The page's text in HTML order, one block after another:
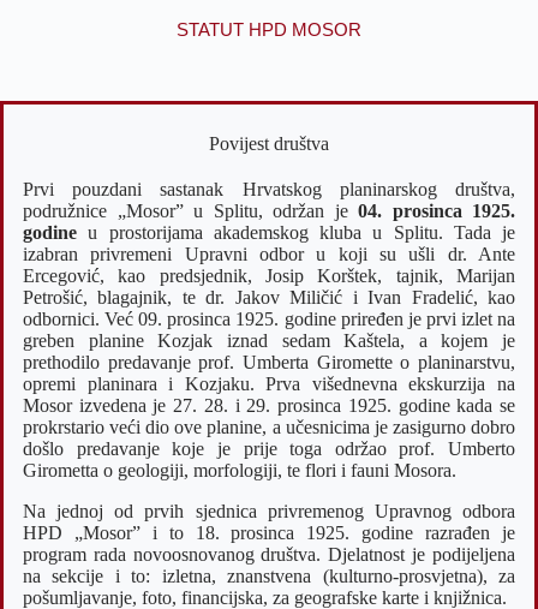
STATUT HPD MOSOR
Povijest društva
Prvi pouzdani sastanak Hrvatskog planinarskog društva,
podružnice „Mosor” u Splitu, održan je 04. prosinca 1925.
godine u prostorijama akademskog kluba u Splitu. Tada je
izabran privremeni Upravni odbor u koji su ušli dr. Ante
Ercegović, kao predsjednik, Josip Korštek, tajnik, Marijan
Petrošić, blagajnik, te dr. Jakov Miličić i Ivan Fradelić, kao
odbornici. Već 09. prosinca 1925. godine priređen je prvi izlet na
greben planine Kozjak iznad sedam Kaštela, a kojem je
prethodilo predavanje prof. Umberta Giromette o planinarstvu,
opremi planinara i Kozjaku. Prva višednevna ekskurzija na
Mosor izvedena je 27. 28. i 29. prosinca 1925. godine kada se
prokrstario veći dio ove planine, a učesnicima je zasigurno dobro
došlo predavanje koje je prije toga održao prof. Umberto
Girometta o geologiji, morfologiji, te flori i fauni Mosora.
Na jednoj od prvih sjednica privremenog Upravnog odbora
HPD „Mosor” i to 18. prosinca 1925. godine razrađen je
program rada novoosnovanog društva. Djelatnost je podijeljena
na sekcije i to: izletna, znanstvena (kulturno-prosvjetna), za
pošumljavanje, foto, financijska, za geografske karte i knjižnica.